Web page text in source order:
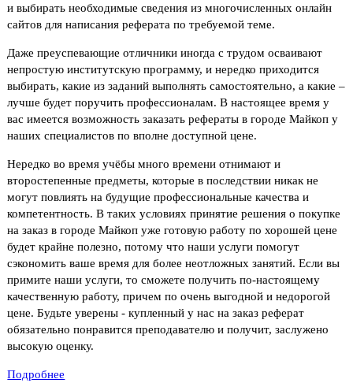
и выбирать необходимые сведения из многочисленных онлайн
сайтов для написания реферата по требуемой теме.
Даже преуспевающие отличники иногда с трудом осваивают
непростую институтскую программу, и нередко приходится
выбирать, какие из заданий выполнять самостоятельно, а какие –
лучше будет поручить профессионалам. В настоящее время у
вас имеется возможность заказать рефераты в городе Майкоп у
наших специалистов по вполне доступной цене.
Нередко во время учёбы много времени отнимают и
второстепенные предметы, которые в последствии никак не
могут повлиять на будущие профессиональные качества и
компетентность. В таких условиях принятие решения о покупке
на заказ в городе Майкоп уже готовую работу по хорошей цене
будет крайне полезно, потому что наши услуги помогут
сэкономить ваше время для более неотложных занятий. Если вы
примите наши услуги, то сможете получить по-настоящему
качественную работу, причем по очень выгодной и недорогой
цене. Будьте уверены - купленный у нас на заказ реферат
обязательно понравится преподавателю и получит, заслужено
высокую оценку.
Подробнее